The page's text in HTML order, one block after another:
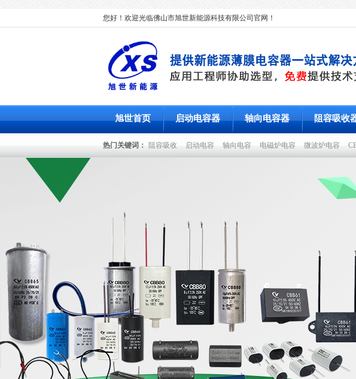
您好！欢迎光临佛山市旭世新能源科技有限公司官网！
旭世首页 启动电容器 轴向电容器 阻容吸收
热门关键词： 阻容吸收 启动电容 轴向电容 电磁炉电容 微波炉电容